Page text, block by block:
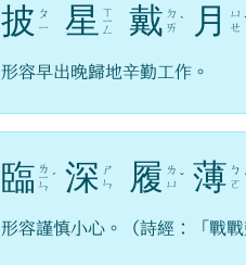
披 ㄆ
ㄧ
星 ㄒ
ㄧ
ㄥ 戴 ㄉ
ㄞ ˋ 月
ㄩ
ㄝ ˋ
形容早出晚歸地辛勤工作。
臨 ㄌ
ㄧ
ㄣ
ˊ 深 ㄕ
ㄣ
履 ㄌ
ㄩ ˇ 薄 ㄅ
ㄛ ˊ
形容謹慎小心。（詩經：「戰